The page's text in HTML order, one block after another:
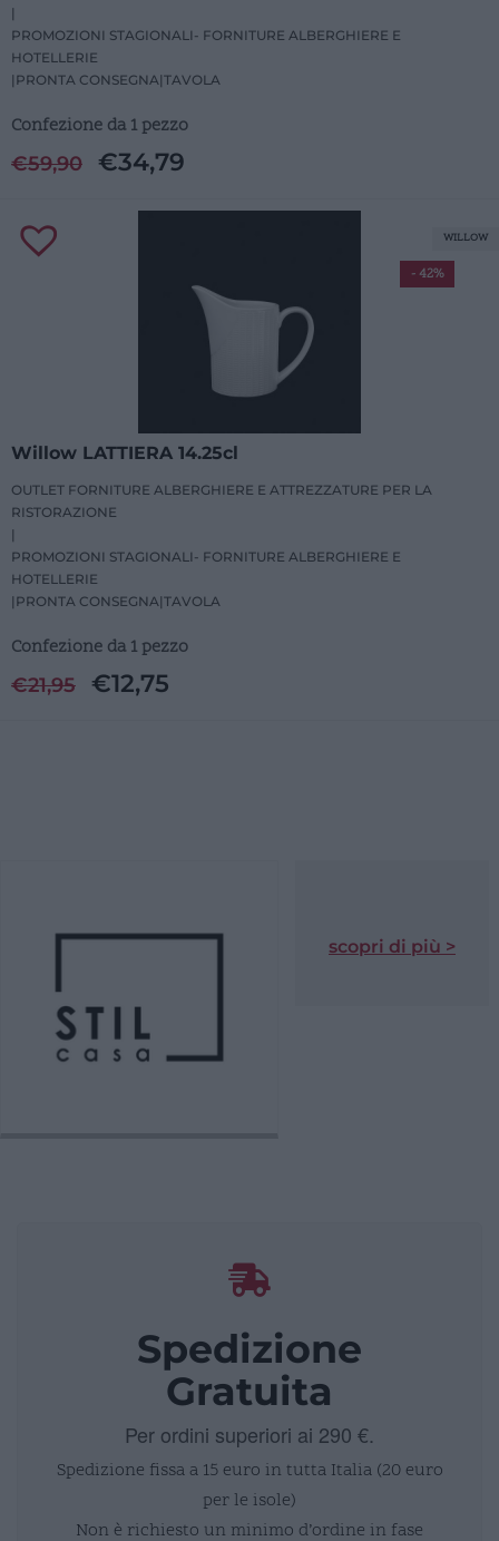
|
PROMOZIONI STAGIONALI- FORNITURE ALBERGHIERE E
HOTELLERIE
| PRONTA CONSEGNA|TAVOLA
Confezione da 1 pezzo
€59,90 €34,79
Willow LATTIERA 14.25cl
OUTLET FORNITURE ALBERGHIERE E ATTREZZATURE PER LA
RISTORAZIONE
|
PROMOZIONI STAGIONALI- FORNITURE ALBERGHIERE E
HOTELLERIE
| PRONTA CONSEGNA|TAVOLA
Confezione da 1 pezzo
€21,95 €12,75
- 42%
WILLOW
scopri di più >
Spedizione
Gratuita
Per ordini superiori ai 290 €.
Spedizione fissa a 15 euro in tutta Italia (20 euro
per le isole)
Non è richiesto un minimo d’ordine in fase